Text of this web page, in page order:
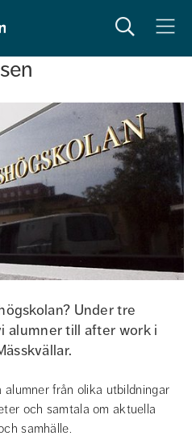
Sök Meny
Under tre
alumner till after work i
från olika utbildningar
och samtala om aktuella
samhälle.